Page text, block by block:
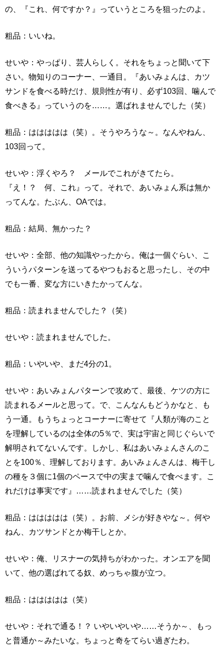
の、『これ、何ですか？』っていうところを狙ったのよ。
粗品：いいね。
せいや：やっぱり、芸人らしく。それをちょっと聞いて下
さい。物知りのコーナー、一通目。『あいみょんは、カツ
サンドを食べる時だけ、規則性が有り、必ず103回、噛んで
食べきる』っていうのを……。選ばれませんでした（笑）
粗品：ははははは（笑）。そうやろうな～。なんやねん、
103回って。
せいや：浮くやろ？ メールでこれがきてたら。
『え！？ 何、これ』って。それで、あいみょん系は無か
ってんな。たぶん、OAでは。
粗品：結局、無かった？
せいや：全部、他の知識やったから。俺は一個ぐらい、こ
ういうパターンを送ってるやつもおると思ったし、その中
でも一番、変な方にいきたかってんな。
粗品：読まれませんでした？（笑）
せいや：読まれませんでした。
粗品：いやいや、まだ4分の1。
せいや：あいみょんパターンで攻めて、最後、ケツの方に
読まれるメールと思って。で、こんなんもどうかなと、も
う一通。もうちょっとコーナーに寄せて『人類が海のこと
を理解しているのは全体の5％で、実は宇宙と同じぐらいで
解明されてないんです。しかし、私はあいみょんさんのこ
とを100％、理解しております。あいみょんさんは、梅干し
の種を３個に1個のペースで中の実まで噛んで食べます。こ
れだけは事実です』……読まれませんでした（笑）
粗品：ははははは（笑）。お前、メシが好きやな～。何や
ねん、カツサンドとか梅干しとか。
せいや：俺、リスナーの気持ちがわかった。オンエアを聞
いて、他の選ばれてる奴、めっちゃ腹が立つ。
粗品：ははははは（笑）
せいや：それで通る！？ いやいやいや……そうか～、もっ
と普通か～みたいな。ちょっと奇をてらい過ぎたわ。